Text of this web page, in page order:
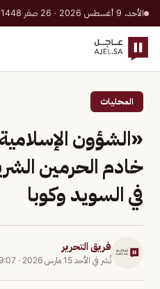
الأحد، 9 أغسطس 2026 · 26 صفر 1448 هـ
المحليات
«الشؤون
خادم الحرمين
في السويد وكوبا
فريق التحرير
نُشر في الأحد 15 مارس 2026 ·
9:07